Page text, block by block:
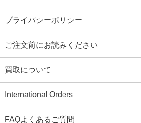
プライバシーポリシー
ご注文前にお読みください
買取について
International Orders
FAQよくあるご質問